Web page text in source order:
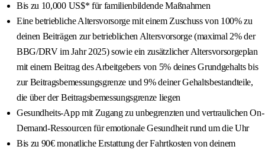
Bis zu 10,000 US$* für familienbildende Maßnahmen
Eine betriebliche Altersvorsorge mit einem Zuschuss von 100% zu
deinen Beiträgen zur betrieblichen Altersvorsorge (maximal 2% der
BBG/DRV im Jahr 2025) sowie ein zusätzlicher Altersvorsorgeplan
mit einem Beitrag des Arbeitgebers von 5% deines Grundgehalts bis
zur Beitragsbemessungsgrenze und 9% deiner Gehaltsbestandteile,
die über der Beitragsbemessungsgrenze liegen
Gesundheits-App mit Zugang zu unbegrenzten und vertraulichen On-
Demand-Ressourcen für emotionale Gesundheit rund um die Uhr
Bis zu 90€ monatliche Erstattung der Fahrtkosten von deinem